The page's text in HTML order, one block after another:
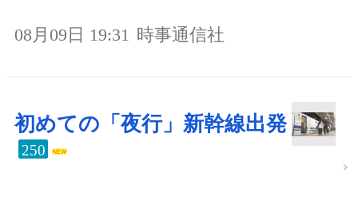
08月09日 19:31 時事通信社
初めての「夜行」新幹線出発
250